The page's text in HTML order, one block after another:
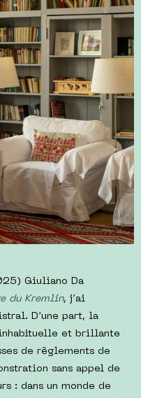
Giuliano Da
du Kremlin, j’ai
D’une part, la
et brillante
de règlements de
sans appel de
: dans un monde de